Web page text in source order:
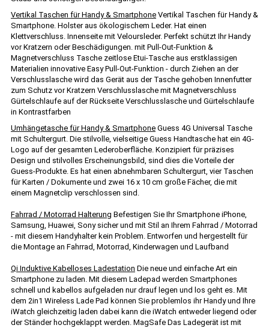
Vertikal Taschen für Handy & Smartphone Vertikal Taschen für Handy &
Smartphone. Holster aus ökologischem Leder. Hat einen
Klettverschluss. Innenseite mit Veloursleder. Perfekt schützt Ihr Handy
vor Kratzern oder Beschädigungen. mit Pull-Out-Funktion &
Magnetverschluss Tasche zeitlose Etui-Tasche aus erstklassigen
Materialien innovative Easy Pull-Out-Funktion - durch Ziehen an der
Verschlusslasche wird das Gerät aus der Tasche gehoben Innenfutter
zum Schutz vor Kratzern Verschlusslasche mit Magnetverschluss
Gürtelschlaufe auf der Rückseite Verschlusslasche und Gürtelschlaufe
in Kontrastfarben
Umhängetasche für Handy & Smartphone Guess 4G Universal Tasche
mit Schultergurt. Die stilvolle, vielseitige Guess Handtasche hat ein 4G-
Logo auf der gesamten Lederoberfläche. Konzipiert für präzises
Design und stilvolles Erscheinungsbild, sind dies die Vorteile der
Guess-Produkte. Es hat einen abnehmbaren Schultergurt, vier Taschen
für Karten / Dokumente und zwei 16 x 10 cm große Fächer, die mit
einem Magnetclip verschlossen sind.
Fahrrad / Motorrad Halterung Befestigen Sie Ihr Smartphone iPhone,
Samsung, Huawei, Sony sicher und mit Stil an Ihrem Fahrrad / Motorrad
- mit diesem Handyhalter kein Problem. Entworfen und hergestellt für
die Montage an Fahrrad, Motorrad, Kinderwagen und Laufband
Qi Induktive Kabelloses Ladestation Die neue und einfache Art ein
Smartphone zu laden. Mit diesem Ladepad werden Smartphones
schnell und kabellos aufgeladen nur drauf legen und los geht es. Mit
dem 2in1 Wireless Lade Pad können Sie problemlos ihr Handy und Ihre
iWatch gleichzeitig laden dabei kann die iWatch entweder liegend oder
der Ständer hochgeklappt werden. MagSafe Das Ladegerät ist mit